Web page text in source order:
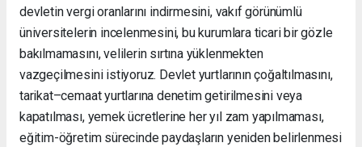
devletin vergi oranlarını indirmesini, vakıf görünümlü
üniversitelerin incelenmesini, bu kurumlara ticari bir gözle
bakılmamasını, velilerin sırtına yüklenmekten
vazgeçilmesini istiyoruz. Devlet yurtlarının çoğaltılmasını,
tarikat–cemaat yurtlarına denetim getirilmesini veya
kapatılması, yemek ücretlerine her yıl zam yapılmaması,
eğitim-öğretim sürecinde paydaşların yeniden belirlenmesi